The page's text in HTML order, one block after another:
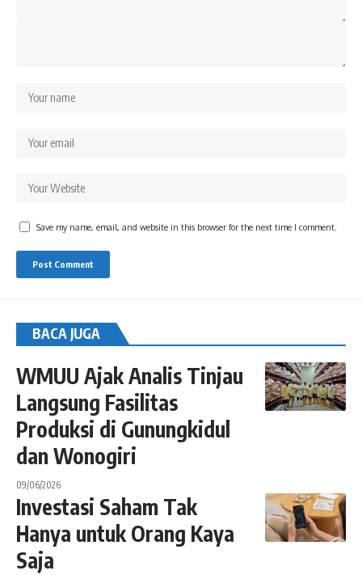
Save my name, email, and website in this browser for the next time I comment.
BACA JUGA
WMUU Ajak Analis Tinjau
Langsung Fasilitas
Produksi di Gunungkidul
dan Wonogiri
09/06/2026
Investasi Saham Tak
Hanya untuk Orang Kaya
Saja